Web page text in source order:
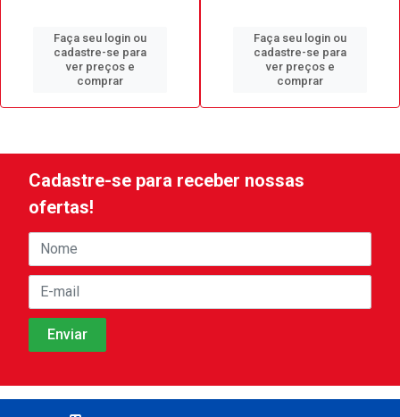
Faça seu login ou
cadastre-se para
ver preços e
comprar
Faça seu login ou
cadastre-se para
ver preços e
comprar
Cadastre-se para receber nossas
ofertas!